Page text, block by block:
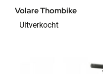
Volare Thombike
Uitverkocht